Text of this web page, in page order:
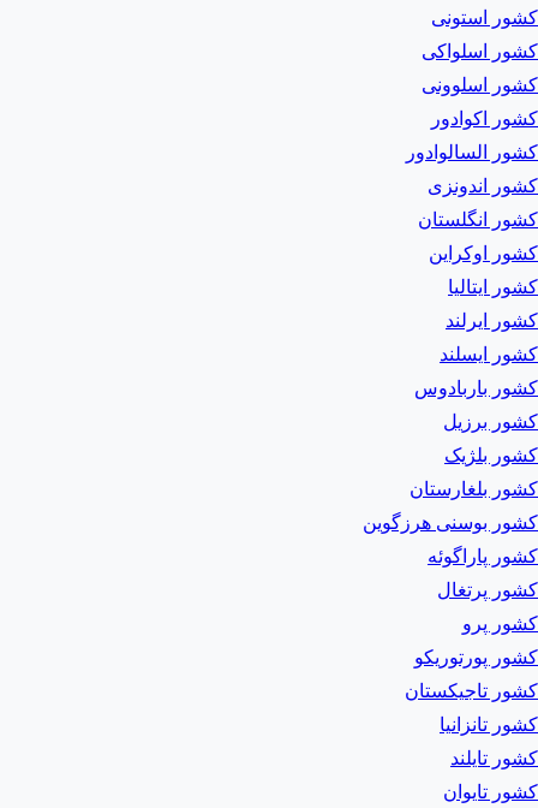
کشور استونی
کشور اسلواکی
کشور اسلوونی
کشور اکوادور
کشور السالوادور
کشور اندونزی
کشور انگلستان
کشور اوکراین
کشور ایتالیا
کشور ایرلند
کشور ایسلند
کشور باربادوس
کشور برزیل
کشور بلژیک
کشور بلغارستان
کشور بوسنی هرزگوین
کشور پاراگوئه
کشور پرتغال
کشور پرو
کشور پورتوریکو
کشور تاجیکستان
کشور تانزانیا
کشور تایلند
کشور تایوان